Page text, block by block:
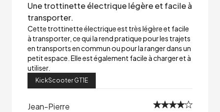
Une trottinette électrique légère et facile à
transporter.
Cette trottinette électrique est très légère et facile
à transporter, ce qui la rend pratique pour les trajets
en transports en commun ou pour la ranger dans un
petit espace. Elle est également facile à charger et à
utiliser.
KickScooter GT1E
Jean-Pierre